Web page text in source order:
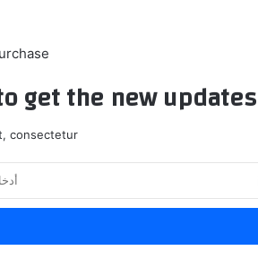
get the new updates!
consectetur.